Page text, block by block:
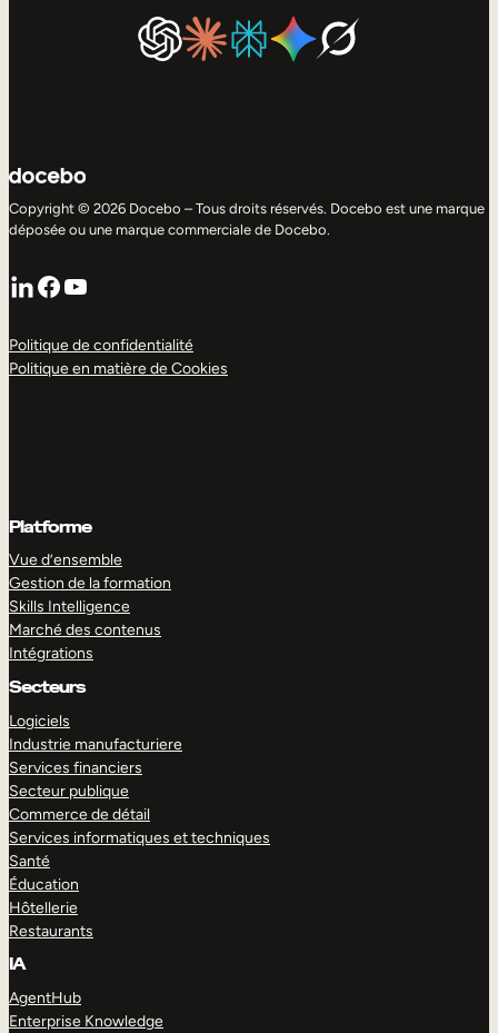
Copyright © 2026 Docebo – Tous droits réservés. Docebo est une marque
déposée ou une marque commerciale de Docebo.
LinkedIn
Facebook
YouTube
Politique de confidentialité
Politique en matière de Cookies
Platforme
Vue d’ensemble
Gestion de la formation
Skills Intelligence
Marché des contenus
Intégrations
Secteurs
Logiciels
Industrie manufacturiere
Services financiers
Secteur publique
Commerce de détail
Services informatiques et techniques
Santé
Éducation
Hôtellerie
Restaurants
IA
AgentHub
Enterprise Knowledge